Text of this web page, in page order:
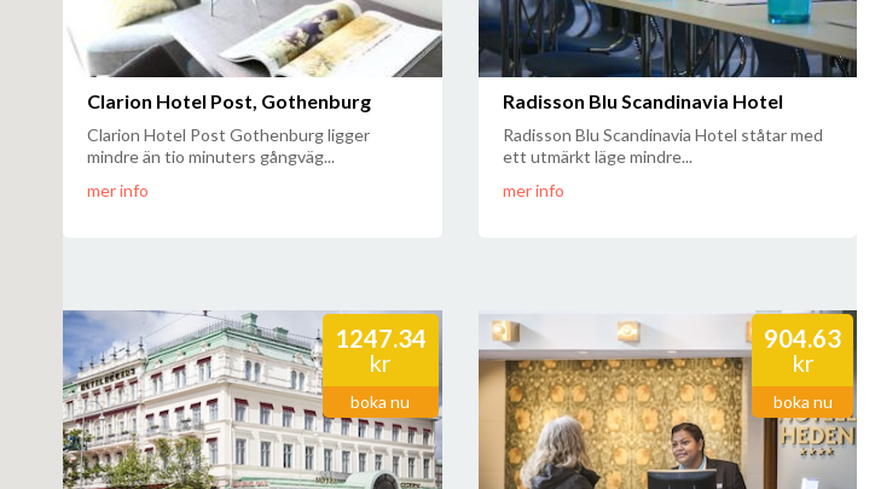
Clarion Hotel Post, Gothenburg
Clarion Hotel Post Gothenburg ligger
mindre än tio minuters gångväg...
mer info
Radisson Blu Scandinavia Hotel
Radisson Blu Scandinavia Hotel ståtar med
ett utmärkt läge mindre...
mer info
1247.34
kr
boka nu
904.63
kr
boka nu